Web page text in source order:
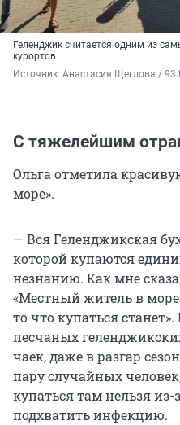
Геленджик считается одним из
курортов
Источник: Анастасия Щеглова /
С тяжелейшим
Ольга отметила
море».
— Вся Геленджикская
которой купаются
незнанию. Как мне
«Местный житель в
то что купаться
песчаных
чаек, даже в разгар
пару случайных
купаться там нельзя
подхватить инфекцию.